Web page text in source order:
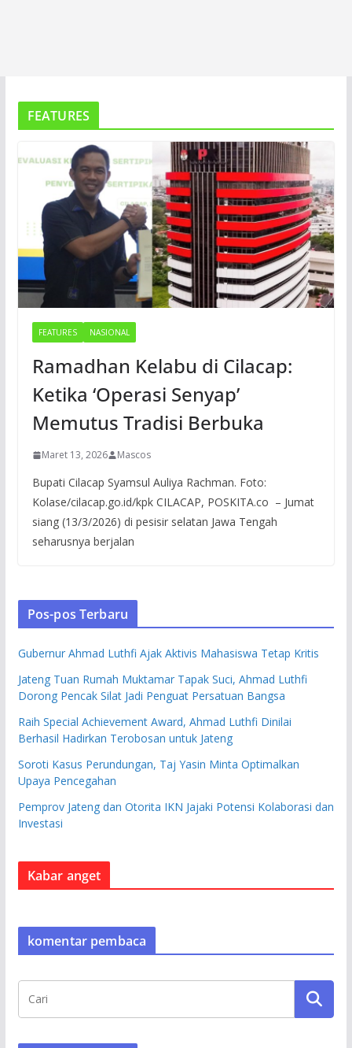
FEATURES
FEATURES NASIONAL
Ramadhan Kelabu di Cilacap:
Ketika ‘Operasi Senyap’
Memutus Tradisi Berbuka
Maret 13, 2026 Mascos
Bupati Cilacap Syamsul Auliya Rachman. Foto:
Kolase/cilacap.go.id/kpk CILACAP, POSKITA.co – Jumat
siang (13/3/2026) di pesisir selatan Jawa Tengah
seharusnya berjalan
Pos-pos Terbaru
Gubernur Ahmad Luthfi Ajak Aktivis Mahasiswa Tetap Kritis
Jateng Tuan Rumah Muktamar Tapak Suci, Ahmad Luthfi
Dorong Pencak Silat Jadi Penguat Persatuan Bangsa
Raih Special Achievement Award, Ahmad Luthfi Dinilai
Berhasil Hadirkan Terobosan untuk Jateng
Soroti Kasus Perundungan, Taj Yasin Minta Optimalkan
Upaya Pencegahan
Pemprov Jateng dan Otorita IKN Jajaki Potensi Kolaborasi dan
Investasi
Kabar anget
komentar pembaca